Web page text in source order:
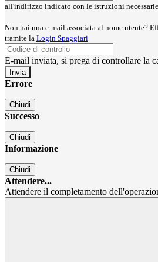
all'indirizzo indicato con le istruzioni
Non hai una e-mail associata al nome utente?
tramite la Login Spaggiari
E-mail inviata, si prega di controllare la
Errore
Chiudi
Successo
Chiudi
Informazione
Chiudi
Attendere...
Attendere il completamento